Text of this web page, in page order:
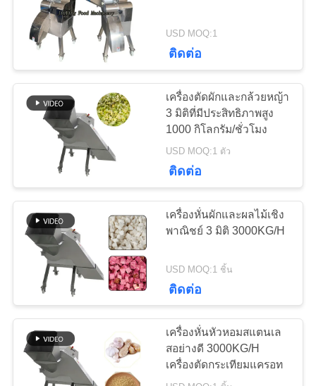
ทัวร์
โรงงาน
การ
ควบคุม
คุณภาพ
ติดต่อ
เรา
อุตสาหกรรม
เครื่องหั่นเนื้อ
78
เครื่องเจาะผงเนื้อ
USD MOQ:1
ติดต่อ
เครื่องตัดผักและกล้วยหญ้า
3 มิติที่มีประสิทธิภาพสูง
1000 กิโลกรัม/ชั่วโมง
USD MOQ:1 ตัว
ติดต่อ
เครื่องหั่นผักและผลไม้เชิง
พาณิชย์ 3 มิติ 3000KG/H
USD MOQ:1 ชิ้น
ติดต่อ
เครื่องหั่นหัวหอมสแตนเล
สอย่างดี 3000KG/H
เครื่องตัดกระเทียมแครอท